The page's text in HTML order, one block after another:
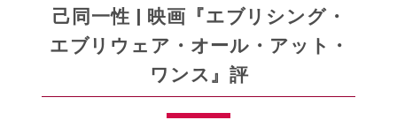
未
評
（絶
対
に
己同一性 | 映画『エブリシング・
エブリウェア・オール・アット・
ワンス』評